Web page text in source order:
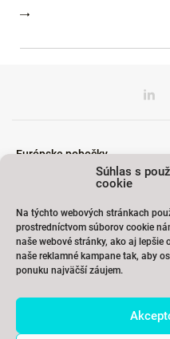
Súhlas s
cookie
Na týchto webových stránkach
prostredníctvom súborov cookie
naše webové stránky, ako aj lepšie
naše reklamné kampane tak, aby
ponuku najväčší záujem.
Európske pobočky
Školenia